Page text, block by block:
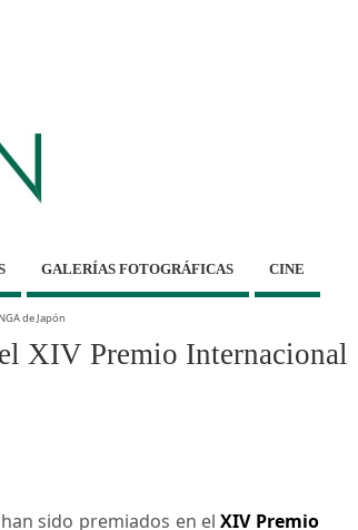
GALERÍAS FOTOGRÁFICAS CINE
de Japón
XIV Premio Internacional
sido premiados en elXIV Premio